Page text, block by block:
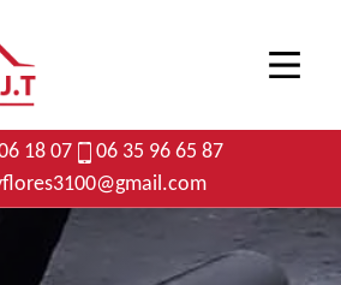
18 07
06 35 96 65 87